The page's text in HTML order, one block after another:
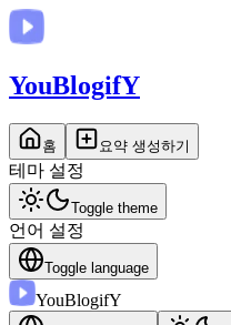
YouBlogifY
홈 요약 생성하기
테마 설정
Toggle theme
언어 설정
Toggle language
YouBlogifY